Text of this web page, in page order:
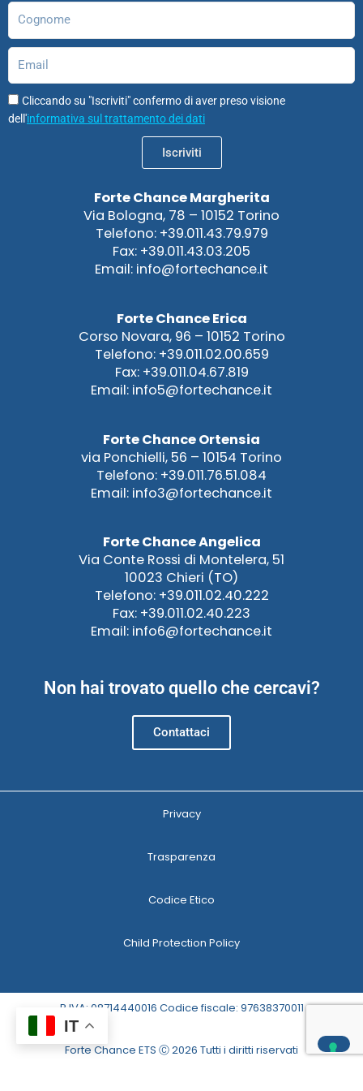
Cliccando su "Iscriviti" confermo di aver preso visione
dell'informativa sul trattamento dei dati
Iscriviti
Forte Chance Margherita
Via Bologna, 78 – 10152 Torino
Telefono: +39.011.43.79.979
Fax: +39.011.43.03.205
Email: info@fortechance.it
Forte Chance Erica
Corso Novara, 96 – 10152 Torino
Telefono: +39.011.02.00.659
Fax: +39.011.04.67.819
Email: info5@fortechance.it
Forte Chance Ortensia
via Ponchielli, 56 – 10154 Torino
Telefono: +39.011.76.51.084
Email: info3@fortechance.it
Forte Chance Angelica
Via Conte Rossi di Montelera, 51
10023 Chieri (TO)
Telefono: +39.011.02.40.222
Fax: +39.011.02.40.223
Email: info6@fortechance.it
Non hai trovato quello che cercavi?
Contattaci
Privacy
Trasparenza
Codice Etico
Child Protection Policy
P.IVA: 08714440016 Codice fiscale: 97638370011
Forte Chance ETS Ⓒ 2026 Tutti i diritti riservati
IT